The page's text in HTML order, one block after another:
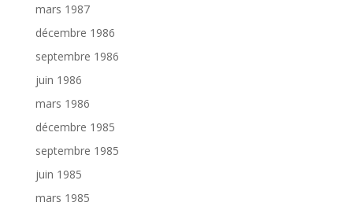
mars 1987
décembre 1986
septembre 1986
juin 1986
mars 1986
décembre 1985
septembre 1985
juin 1985
mars 1985